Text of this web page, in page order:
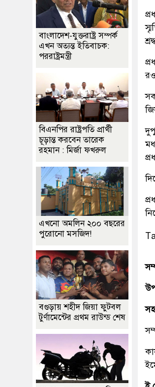
বাংলাদেশ-যুক্তরাষ্ট্র সম্পর্ক
এখন অত্যন্ত ইতিবাচক:
পররাষ্ট্রমন্ত্রী
বিএনপির রাষ্ট্রপতি প্রার্থী
চূড়ান্ত করবেন তারেক
রহমান : মির্জা ফখরুল
এখনো অমলিন ২০০ বছরের
পুরোনো মসজিদ!
বগুড়ায় শহীদ জিয়া ফুটবল
টুর্ণামেন্টের প্রথম রাউন্ড শেষ